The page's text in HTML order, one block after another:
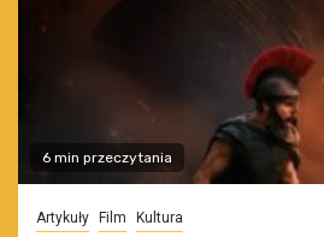
6 min przeczytania
Artykuły Film Kultura